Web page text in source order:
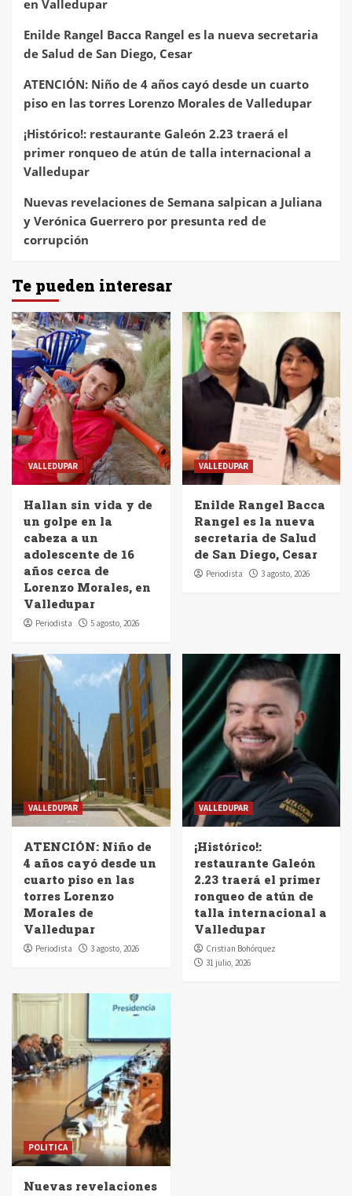
en Valledupar
Enilde Rangel Bacca Rangel es la nueva secretaria
de Salud de San Diego, Cesar
ATENCIÓN: Niño de 4 años cayó desde un cuarto
piso en las torres Lorenzo Morales de Valledupar
¡Histórico!: restaurante Galeón 2.23 traerá el
primer ronqueo de atún de talla internacional a
Valledupar
Nuevas revelaciones de Semana salpican a Juliana
y Verónica Guerrero por presunta red de
corrupción
Te pueden interesar
VALLEDUPAR
Hallan sin vida y de
un golpe en la
cabeza a un
adolescente de 16
años cerca de
Lorenzo Morales, en
Valledupar
Periodista 5 agosto, 2026
VALLEDUPAR
Enilde Rangel Bacca
Rangel es la nueva
secretaria de Salud
de San Diego, Cesar
Periodista 3 agosto, 2026
VALLEDUPAR
ATENCIÓN: Niño de
4 años cayó desde un
cuarto piso en las
torres Lorenzo
Morales de
Valledupar
Periodista 3 agosto, 2026
VALLEDUPAR
¡Histórico!:
restaurante Galeón
2.23 traerá el primer
ronqueo de atún de
talla internacional a
Valledupar
Cristian Bohórquez
31 julio, 2026
POLITICA
Nuevas revelaciones